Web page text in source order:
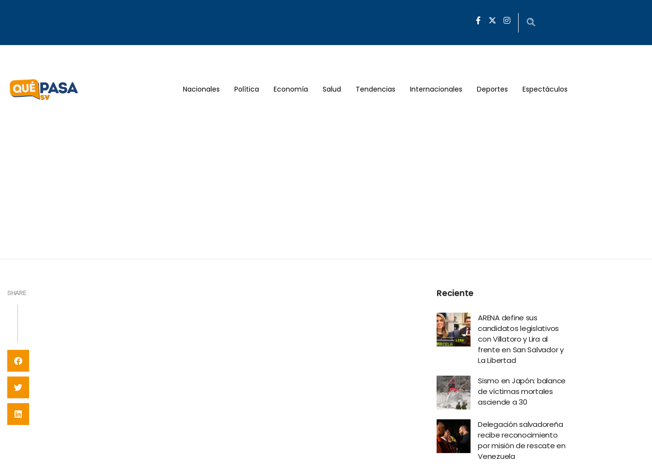
Nacionales Política Economía Salud Tendencias Internacionales Deportes Espectáculos
SHARE Reciente
ARENA define sus
candidatos legislativos
con Villatoro y Lira al
frente en San Salvador y
La Libertad
Sismo en Japón: balance
de víctimas mortales
asciende a 30
Delegación salvadoreña
recibe reconocimiento
por misión de rescate en
Venezuela